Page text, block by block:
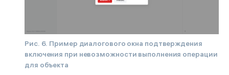
Рис. 6. Пример диалогового окна подтверждения
включения при невозможности выполнения операции
для объекта